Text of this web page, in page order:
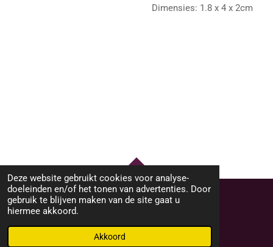
Deze website gebruikt cookies voor analyse-
doeleinden en/of het tonen van advertenties. Door
gebruik te blijven maken van de site gaat u
hiermee akkoord.
Akkoord
Dimensies: 1.8 x 4 x 2cm
TOP
© 2023 - 2026 M46Sieraden
Powered byJouwWeb